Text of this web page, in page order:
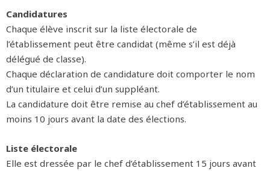
Candidatures
Chaque élève inscrit sur la liste électorale de
l’établissement peut être candidat (même s’il est déjà
délégué de classe).
Chaque déclaration de candidature doit comporter le nom
d’un titulaire et celui d’un suppléant.
La candidature doit être remise au chef d’établissement au
moins 10 jours avant la date des élections.
Liste électorale
Elle est dressée par le chef d’établissement 15 jours avant